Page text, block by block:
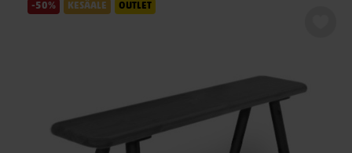
-50% KESÄALE OUTLET